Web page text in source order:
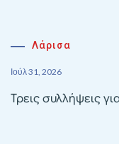
Λάρισα
Ιούλ 31, 2026
Τρεις συλλήψεις